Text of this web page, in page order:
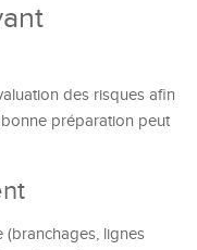
des risques afin
préparation peut
(branchages, lignes